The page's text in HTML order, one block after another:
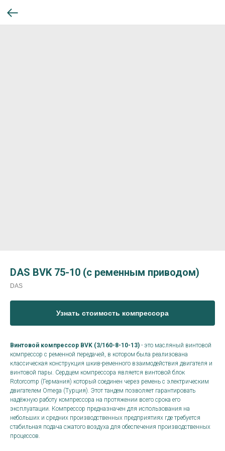
DAS BVK 75-10 (с ременным приводом)
DAS
Узнать стоимость компрессора
Винтовой компрессор BVK (3/160-8-10-13) - это масляный винтовой
компрессор с ременной передачей, в котором была реализована
классическая конструкция шкив-ременного взаимодействия двигателя и
винтовой пары. Сердцем компрессора является винтовой блок
Rotorcomp (Германия) который соединен через ремень с электрическим
двигателем Omega (Турция). Этот тандем позволяет гарантировать
надёжную работу компрессора на протяжении всего срока его
эксплуатации. Компрессор предназначен для использования на
небольших и средних производственных предприятиях где требуется
стабильная подача сжатого воздуха для обеспечения производственных
процессов.